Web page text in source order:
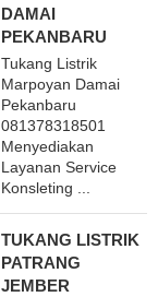
DAMAI
PEKANBARU
Tukang Listrik
Marpoyan Damai
Pekanbaru
081378318501
Menyediakan
Layanan Service
Konsleting ...
TUKANG LISTRIK
PATRANG
JEMBER